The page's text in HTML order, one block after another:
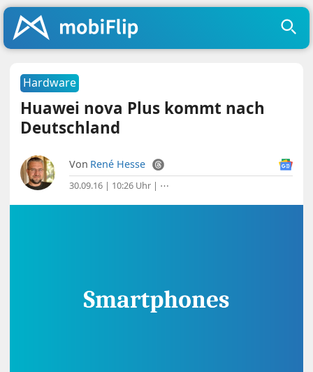
Hardware
Huawei nova Plus kommt nach
Deutschland
Von René Hesse
30.09.16 | 10:26 Uhr | ⋯